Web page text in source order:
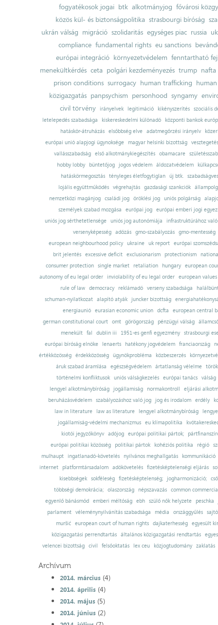
fogyatékosok jogai btk alkotmányjog fővárosi
közös kül- és biztonságpolitika strasbourgi bíróság
ukrán válság migráció szolidaritás egységes piac russia
compliance fundamental rights eu sanctions
európai integráció környezetvédelem fenntartható
menekültkérdés ceta polgári kezdeményezés trump nafta
prison conditions surrogacy human trafficking
közigazgatás panpsychism personhood syngamy
civil törvény
irányelvek legitimáció kikényszerítés szociális
letelepedés szabadsága
kiskereskedelmi különadó
központi bankok
hatáskör-átruházás
elsőbbség elve adatmegőrzési irányelv
európai unió alapjogi ügynoksége
magyar helsinki bizottság
vesztegetés
vallásszabadság
első alkotmánykiegészítés obamacare
hobby lobby
büntetőjog jogos védelem áldozatvédelem
hatáskörmegosztás tényleges életfogytiglan új btk.
lojális együttműködés
végrehajtás gazdasági szankciók
nemzetközi magánjog
családi jog öröklési jog uniós polgárság
személyek szabad mozgása
európai jog európai emberi jogi
uniós jog sérthetetlensége uniós jog autonómiája
infrastruktúrához
versenyképesség adózás gmo-szabályozás gmo-mentesség
european neighbourhood policy
ukraine uk report
európai
brit jelentés excessive deficit exclusionarism protectionism
consumer protection
single market retaliation hungary
european
autonomy of eu legal order
inviolability of eu legal order
european values
rule of law
democracy reklámadó verseny szabadsága
schuman-nyilatkozat alapító atyák juncker bizottság
energiaunió eurasian economic union dcfta
european central
german constitutional court
omt görögország pénzügyi válság
menekült
fal dublin iii 1951-es genfi egyezmény
strasbourgi
európai bíróság elnöke
lenaerts hatékony jogvédelem franciaország
értékközösség
érdekközösség ügynökprobléma közbeszerzés
áruk szabad áramlása
egészségvédelem ártatlanság vélelme
történelmi konfliktusok uniós válságkezelés európai tanács válság
lengyel alkotmánybíróság
jogállamiság normakontroll
eljárási
beruházásvédelem
szabályozáshoz való jog jog és irodalom erdély
law in literature
law as literature lengyel alkotmánybíróság
jogállamiság-védelmi mechanizmus
eu klímapolitika
kiotói jegyzőkönyv adójog európai politikai pártok;
európai politikai közösség
politikai pártok kohéziós politika régió
mulhaupt
ingatlanadó-követelés nyilvános meghallgatás
kommunikáció
internet
platformtársadalom adókövetelés fizetésképtelenségi eljárás
kisebbségek sokféleség fizetésképtelenség; jogharmonizáció;
többségi demokrácia; olaszország népszavazás common
egyenlő bánásmód emberi méltóság ebh szülő nők helyzete
peschka
parlament
véleménynyilvánítás szabadsága média országgyűlés
muršić
european court of human rights dajkaterhesség
egyesült
közigazgatási perrendtartás
általános közigazgatási rendtartás
velencei bizottság
civil felsőoktatás lex ceu közjogtudomány zaklatás
Archívum
2014. március(4)
2014. április(4)
2014. május(5)
2014. június(2)